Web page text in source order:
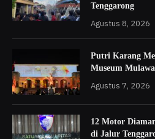
Tenggarong
Agustus 8, 2026
Putri Karang
Museum
Agustus 7, 2026
12 Motor
di Jalur